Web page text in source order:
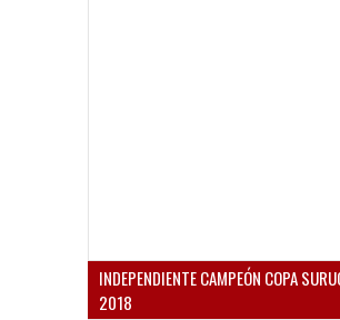
INDEPENDIENTE CAMPEÓN COPA
2018